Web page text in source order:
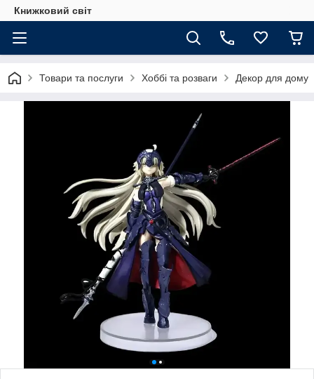
Книжковий світ
Товари та послуги Хоббі та розваги Декор для дому